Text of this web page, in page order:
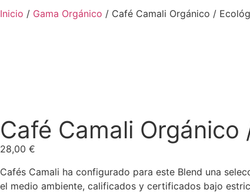
Inicio / Gama Orgánico / Café Camali Orgánico /
Café Camali
28,00 €
Cafés Camali ha configurado para este Blend una
el medio ambiente, calificados y certificados bajo